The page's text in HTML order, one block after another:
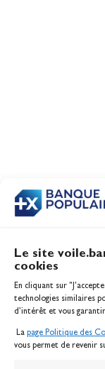
Le site
cookies
En cliquant sur
technologies similaires
d’intérêt et vous
La page Politique des
vous permet de revenir